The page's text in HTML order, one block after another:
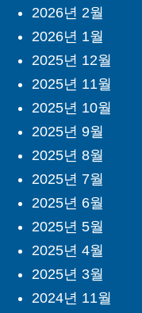
2026년 2월
2026년 1월
2025년 12월
2025년 11월
2025년 10월
2025년 9월
2025년 8월
2025년 7월
2025년 6월
2025년 5월
2025년 4월
2025년 3월
2024년 11월